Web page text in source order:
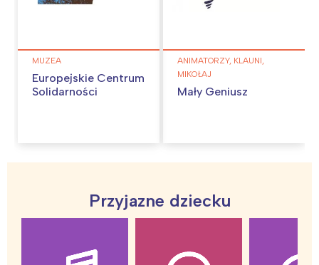
MUZEA
Europejskie Centrum
Solidarności
ANIMATORZY, KLAUNI,
MIKOŁAJ
Mały Geniusz
Przyjazne dziecku
Interesują mnie wydarzenia z